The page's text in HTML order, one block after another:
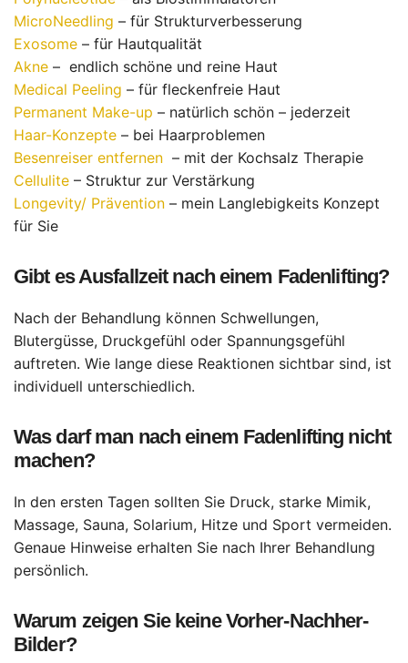
MicroNeedling – für Strukturverbesserung
Exosome – für Hautqualität
Akne – endlich schöne und reine Haut
Medical Peeling – für fleckenfreie Haut
Permanent Make-up – natürlich schön – jederzeit
Haar-Konzepte – bei Haarproblemen
Besenreiser entfernen – mit der Kochsalz Therapie
Cellulite – Struktur zur Verstärkung
Longevity/ Prävention – mein Langlebigkeits Konzept
für Sie
Gibt es Ausfallzeit nach einem Fadenlifting?
Nach der Behandlung können Schwellungen,
Blutergüsse, Druckgefühl oder Spannungsgefühl
auftreten. Wie lange diese Reaktionen sichtbar sind, ist
individuell unterschiedlich.
Was darf man nach einem Fadenlifting nicht
machen?
In den ersten Tagen sollten Sie Druck, starke Mimik,
Massage, Sauna, Solarium, Hitze und Sport vermeiden.
Genaue Hinweise erhalten Sie nach Ihrer Behandlung
persönlich.
Warum zeigen Sie keine Vorher-Nachher-
Bilder?